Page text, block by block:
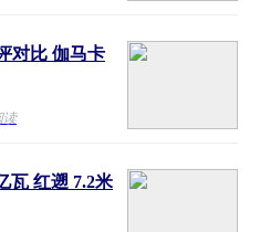
对比 伽马卡
读
瓦 红遡 7.2米